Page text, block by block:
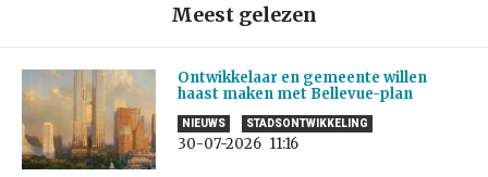
Meest gelezen
Ontwikkelaar en gemeente willen
haast maken met Bellevue-plan
NIEUWS STADSONTWIKKELING
30-07-2026 11:16